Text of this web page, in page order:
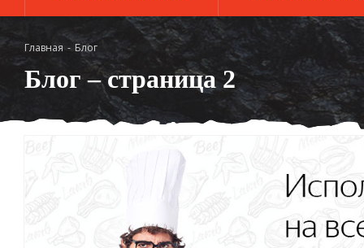
Главная - Блог
Блог – страница 2